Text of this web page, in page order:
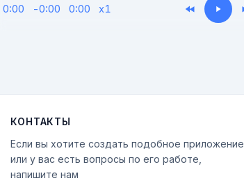
0:00 -0:00 0:00 x1
КОНТАКТЫ
Если вы хотите создать подобное приложение,
или у вас есть вопросы по его работе,
напишите нам